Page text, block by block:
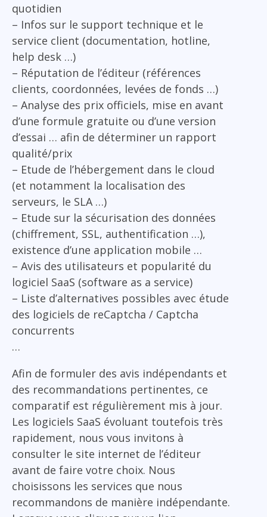
quotidien
– Infos sur le support technique et le
service client (documentation, hotline,
help desk …)
– Réputation de l’éditeur (références
clients, coordonnées, levées de fonds …)
– Analyse des prix officiels, mise en avant
d’une formule gratuite ou d’une version
d’essai … afin de déterminer un rapport
qualité/prix
– Etude de l’hébergement dans le cloud
(et notamment la localisation des
serveurs, le SLA …)
– Etude sur la sécurisation des données
(chiffrement, SSL, authentification …),
existence d’une application mobile …
– Avis des utilisateurs et popularité du
logiciel SaaS (software as a service)
– Liste d’alternatives possibles avec étude
des logiciels de reCaptcha / Captcha
concurrents
…
Afin de formuler des avis indépendants et
des recommandations pertinentes, ce
comparatif est régulièrement mis à jour.
Les logiciels SaaS évoluant toutefois très
rapidement, nous vous invitons à
consulter le site internet de l’éditeur
avant de faire votre choix. Nous
choisissons les services que nous
recommandons de manière indépendante.